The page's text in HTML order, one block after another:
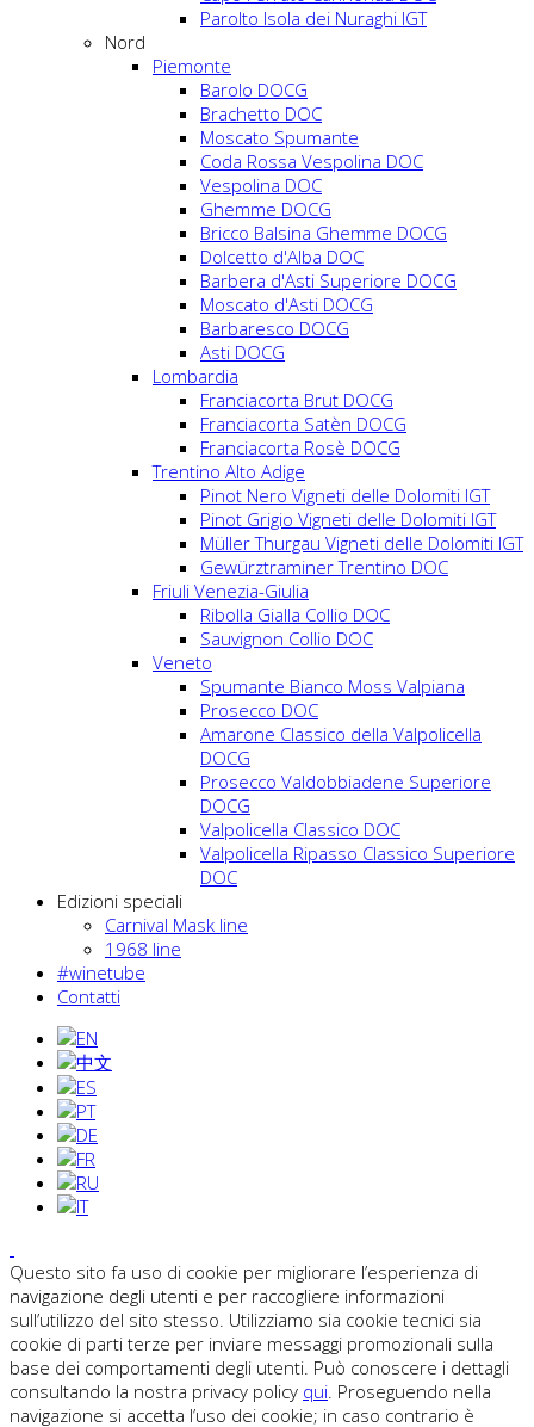
Parolto Isola dei Nuraghi IGT
Nord
Piemonte
Barolo DOCG
Brachetto DOC
Moscato Spumante
Coda Rossa Vespolina DOC
Vespolina DOC
Ghemme DOCG
Bricco Balsina Ghemme DOCG
Dolcetto d'Alba DOC
Barbera d'Asti Superiore DOCG
Moscato d'Asti DOCG
Barbaresco DOCG
Asti DOCG
Lombardia
Franciacorta Brut DOCG
Franciacorta Satèn DOCG
Franciacorta Rosè DOCG
Trentino Alto Adige
Pinot Nero Vigneti delle Dolomiti IGT
Pinot Grigio Vigneti delle Dolomiti IGT
Müller Thurgau Vigneti delle Dolomiti IGT
Gewürztraminer Trentino DOC
Friuli Venezia-Giulia
Ribolla Gialla Collio DOC
Sauvignon Collio DOC
Veneto
Spumante Bianco Moss Valpiana
Prosecco DOC
Amarone Classico della Valpolicella
DOCG
Prosecco Valdobbiadene Superiore
DOCG
Valpolicella Classico DOC
Valpolicella Ripasso Classico Superiore
DOC
Edizioni speciali
Carnival Mask line
1968 line
#winetube
Contatti
Questo sito fa uso di cookie per migliorare l’esperienza di
navigazione degli utenti e per raccogliere informazioni
sull’utilizzo del sito stesso. Utilizziamo sia cookie tecnici sia
cookie di parti terze per inviare messaggi promozionali sulla
base dei comportamenti degli utenti. Può conoscere i dettagli
consultando la nostra privacy policy qui . Proseguendo nella
navigazione si accetta l’uso dei cookie; in caso contrario è